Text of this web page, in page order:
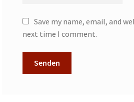
Save my name, email, and
next time I comment.